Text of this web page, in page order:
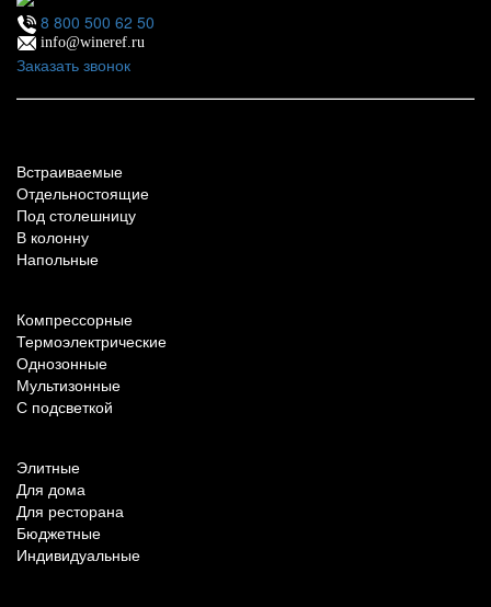
8 800 500 62 50
info@wineref.ru
Заказать звонок
Встраиваемые
Отдельностоящие
Под столешницу
В колонну
Напольные
Компрессорные
Термоэлектрические
Однозонные
Мультизонные
С подсветкой
Элитные
Для дома
Для ресторана
Бюджетные
Индивидуальные